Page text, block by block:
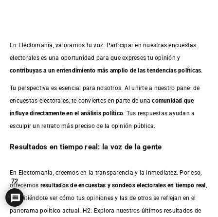
En Electomanía, valoramos tu voz. Participar en nuestras encuestas
electorales es una oportunidad para que expreses tu opinión y
contribuyas a un entendimiento más amplio de las tendencias políticas.
Tu perspectiva es esencial para nosotros. Al unirte a nuestro panel de
encuestas electorales, te conviertes en parte de unacomunidad que
influye directamente en el análisis político. Tus respuestas ayudan a
esculpir un retrato más preciso de la opinión pública.
Resultados en tiempo real: la voz de la gente
En Electomanía, creemos en la transparencia y la inmediatez. Por eso,
ofrecemos resultados deencuestas y sondeos electorales en tiempo real
permitiéndote ver cómo tus opiniones y las de otros se reflejan en el
panorama político actual. H2: Explora nuestros últimos resultados de
72